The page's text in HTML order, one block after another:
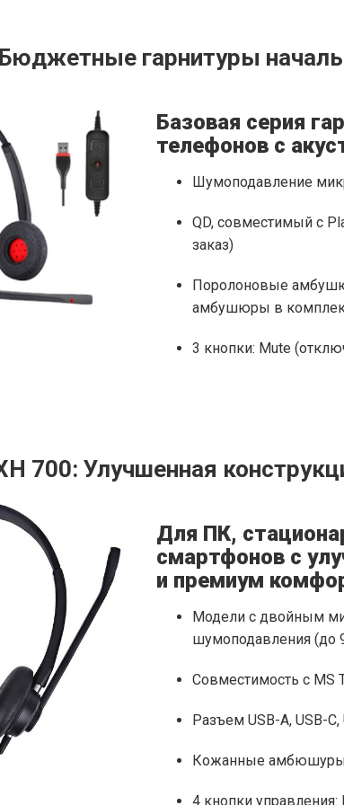
гарнитуры
Базовая серия
телефонов с
Шумоподавление
QD, совместимый с
заказ)
Поролоновые
амбушюры в
3 кнопки: Mute
700: Улучшенная
Для ПК,
смартфонов с
и премиум
Модели с двойным
шумоподавления (до
Совместимость с MS
Разъем USB-A, USB-
Кожанные
4 кнопки управления: